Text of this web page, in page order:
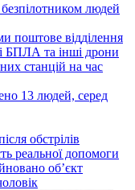
безпілотником людей
поштове відділення
БПЛА та інші дрони
станцій на час
13 людей, серед
обстрілів
реальної допомоги
об’єкт